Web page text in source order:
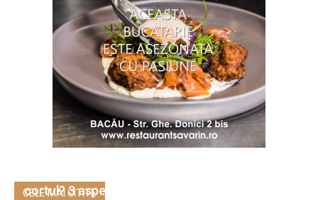
CELE MAI CITITE
cortul? 3 aspecte esentiale